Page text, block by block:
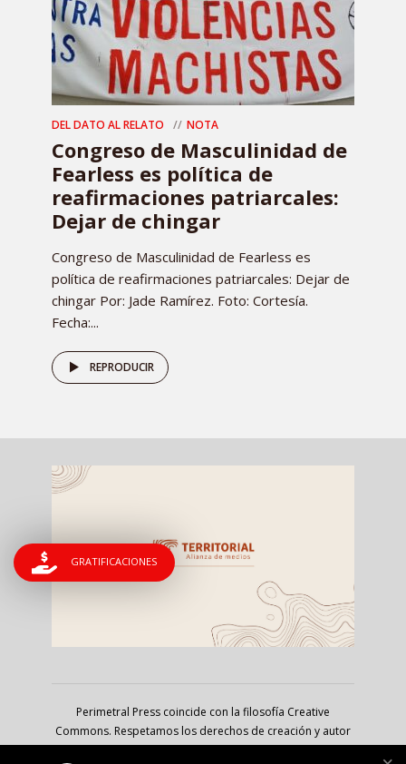
DEL DATO AL RELATO NOTA
Congreso de Masculinidad de
Fearless es política de
reafirmaciones patriarcales:
Dejar de chingar
Congreso de Masculinidad de Fearless es
política de reafirmaciones patriarcales: Dejar de
chingar Por: Jade Ramírez. Foto: Cortesía.
Fecha:...
REPRODUCIR
Perimetral Press coincide con la filosofía Creative
Commons. Respetamos los derechos de creación y autor
pero nos inclinamos por las audiencias; estamos a favor
GRATIFICACIONES